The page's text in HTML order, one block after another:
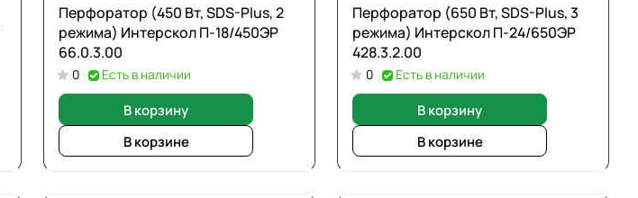
Перфоратор (450 Вт, SDS-Plus, 2
режима) Интерскол П-18/450ЭР
66.0.3.00
0 Есть в наличии
В корзину
В корзине
Перфоратор (650 Вт, SDS-Plus, 3
режима) Интерскол П-24/650ЭР
428.3.2.00
0 Есть в наличии
В корзину
В корзине